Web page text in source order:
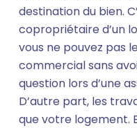
destination du bien.
copropriétaire d’un
vous ne pouvez pas
commercial sans
question lors d’une
D’autre part, les
que votre logement.